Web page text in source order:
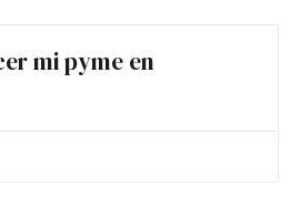
mi pyme en